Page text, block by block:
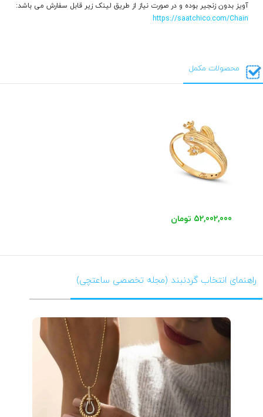
آویز بدون زنجیر بوده و در صورت نیاز از طریق لینک زیر قابل سفارش می باشد:
https://saatchico.com/Chain
محصولات مکمل
52,002,000 تومان
راهنمای انتخاب گردنبند (مجله تخصصی ساعتچی)